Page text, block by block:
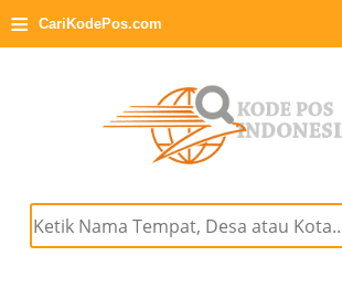
≡ CariKodePos.com